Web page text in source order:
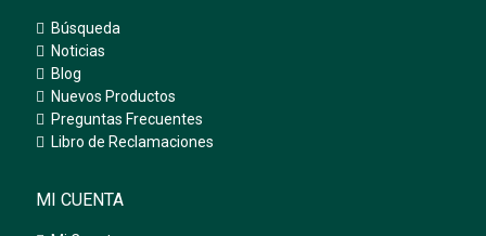
Búsqueda
Noticias
Blog
Nuevos Productos
Preguntas Frecuentes
Libro de Reclamaciones
MI CUENTA